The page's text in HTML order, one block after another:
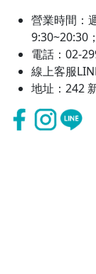
營業時間：
9:30~20:30
電話：02-
線上客服
地址：242